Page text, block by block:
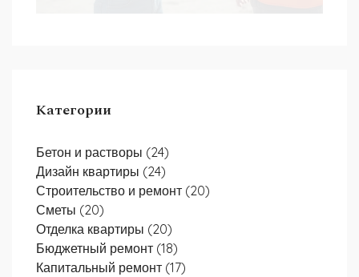
Категории
Бетон и растворы (24)
Дизайн квартиры (24)
Строительство и ремонт (20)
Сметы (20)
Отделка квартиры (20)
Бюджетный ремонт (18)
Капитальный ремонт (17)